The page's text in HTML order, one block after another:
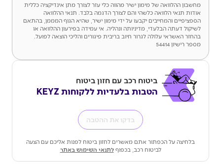
מחשבון ההלוואה של מימון ישיר מהווה כלי עזר לצורך מתן אינדיקציה כללית
אודות תנאי הלוואה כלשהי והם לצורך הדגמה בלבד. תנאי ההלוואה
הספציפיים והמחייבים יקבעו על ידי מימון ישיר, שהיא הגוף המממן, בהתאם
לשיקול דעתה הבלעדי, מדיניותה ונהליה. אי עמידה בפירעון ההלוואה או
בהחזר האשראי עלולה לגרור חיוב בריבית פיגורים והליכי הוצאה לפועל.
מספר רישיון 54414
ביטוח רכב עם חזון ביטוח
הטבות בלעדיות ללקוחות KEYZ
בדקו את ההטבה
בלחיצה על הכפתור אתם מאשרים לחזון ביטוח לפנות אליכם עם הצעה
לביטוח רכב, בכפוףלתנאי השימוש באתר